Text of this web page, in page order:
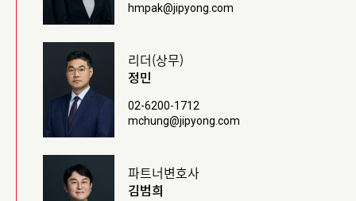
hmpak@jipyong.com
리더(상무)
정민
02-6200-1712
mchung@jipyong.com
파트너변호사
김범희